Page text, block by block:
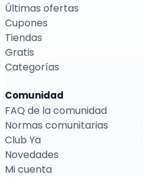
Últimas ofertas
Cupones
Tiendas
Gratis
Categorías
Comunidad
FAQ de la comunidad
Normas comunitarias
Club Ya
Novedades
Mi cuenta